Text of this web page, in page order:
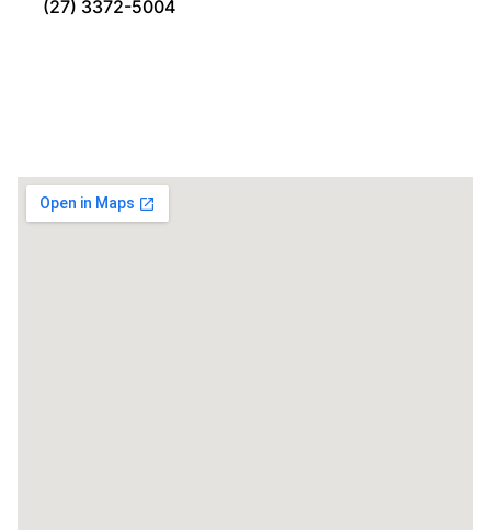
(27) 3372-5004